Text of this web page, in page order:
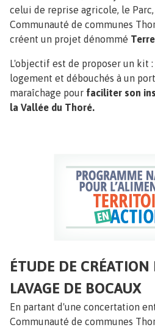
celui de reprise agricole, le
Communauté de communes
créent un projet dénommé
L'objectif est de proposer un kit
logement et débouchés à un
maraîchage pour faciliter son
la Vallée du Thoré.
ÉTUDE DE
LAVAGE DE BOCAUX
En partant d'une concertation
Communauté de communes